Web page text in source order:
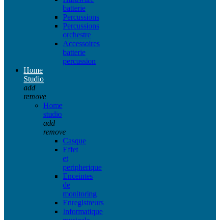
batterie
Percussions
Percussions
orchestre
Accessoires
batterie
percussion
Home
Studio
add
remove
Home
studio
add
remove
Casque
Effet
et
peripherique
Enceintes
de
monitoring
Enregistreurs
Informatique